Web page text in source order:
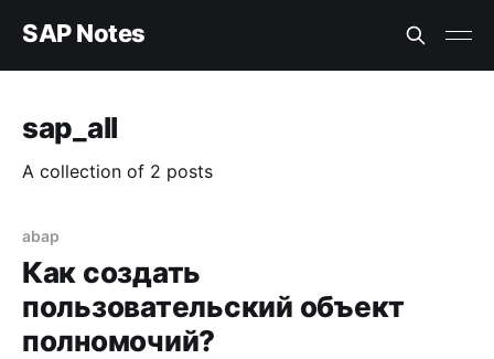
SAP Notes
sap_all
A collection of 2 posts
abap
Как создать
пользовательский объект
полномочий?